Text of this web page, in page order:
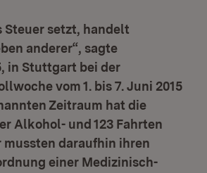
Steuer setzt, handelt
anderer“, sagte
in Stuttgart bei der
vom 1. bis 7. Juni 2015
Zeitraum hat die
Alkohol- und 123 Fahrten
daraufhin ihren
einer Medizinisch-